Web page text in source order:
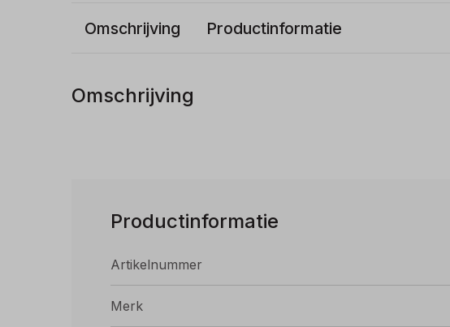
Omschrijving Productinformatie
Omschrijving
Productinformatie
Artikelnummer
Merk